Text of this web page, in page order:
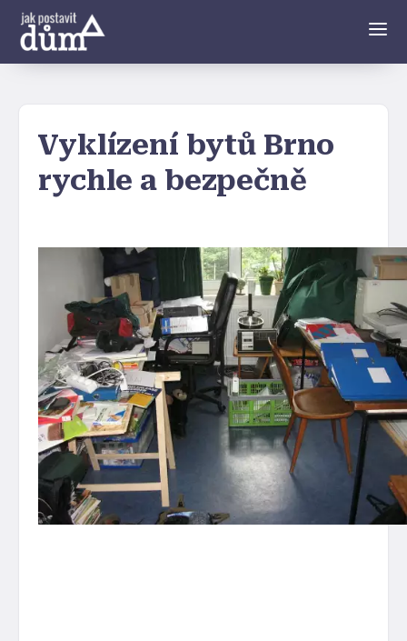
Vyklízení bytů Brno
rychle a bezpečně